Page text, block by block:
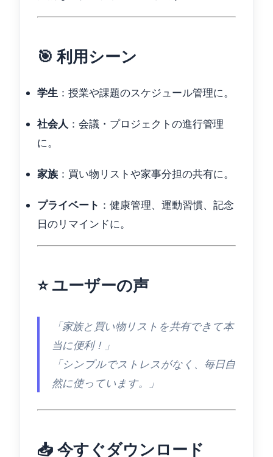
🎯 利用シーン
学生 ：授業や課題のスケジュール管理に。
社会人 ：会議・プロジェクトの進行管理
に。
家族 ：買い物リストや家事分担の共有に。
プライベート ：健康管理、運動習慣、記念
日のリマインドに。
⭐ ユーザーの声
「家族と買い物リストを共有できて本
当に便利！」
「シンプルでストレスがなく、毎日自
然に使っています。」
📥 今すぐダウンロード